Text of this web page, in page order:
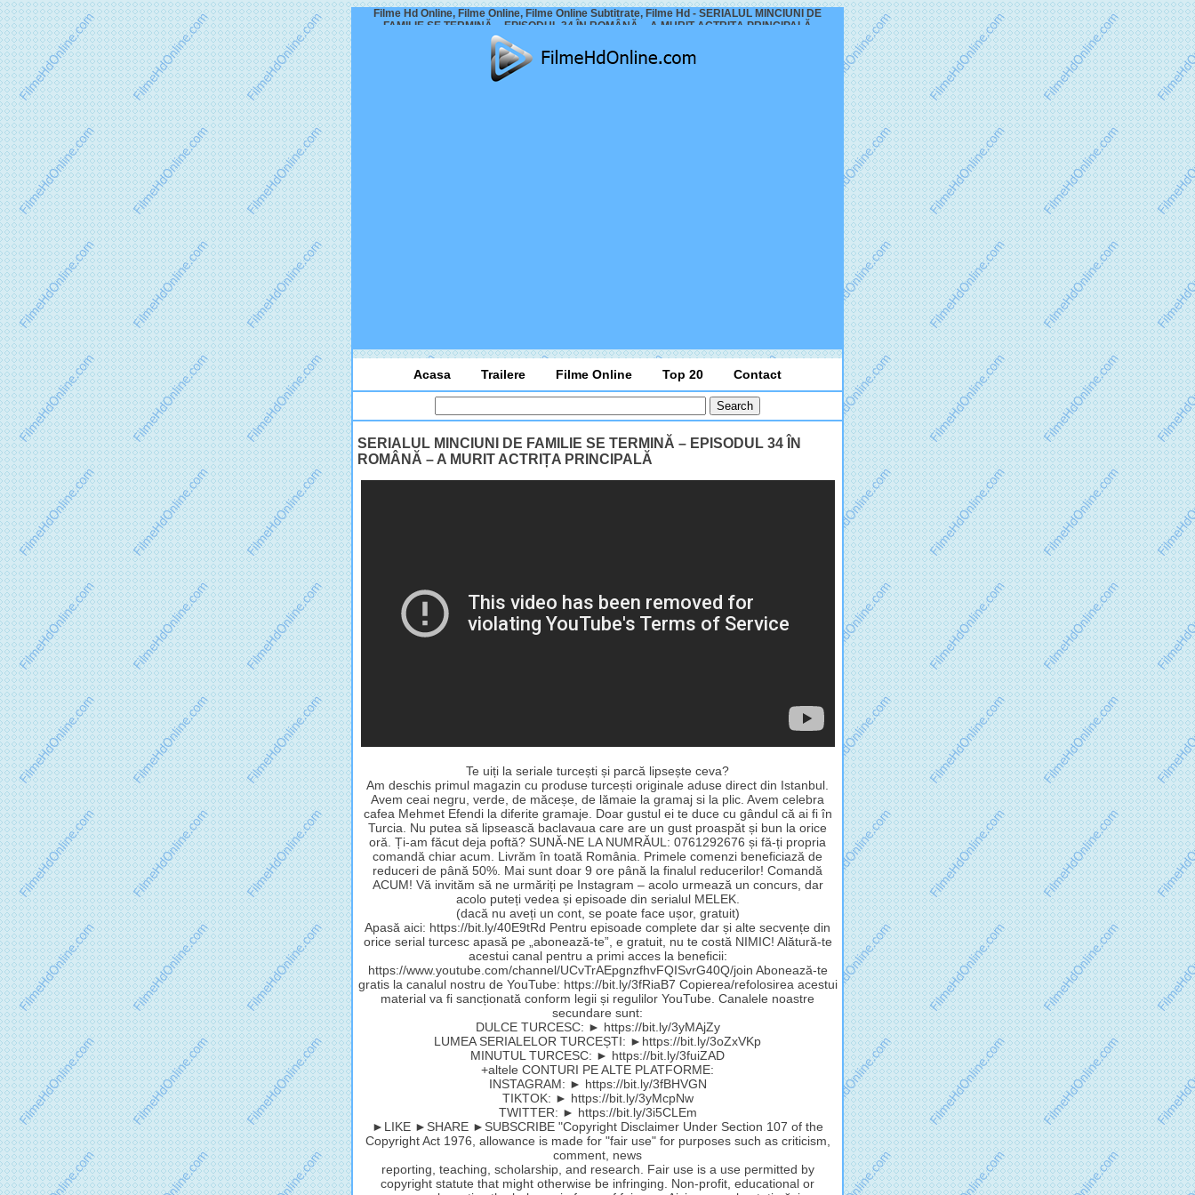
Filme Hd Online, Filme Online, Filme Online Subtitrate, Filme Hd - SERIALUL MINCIUNI DE
FAMILIE SE TERMINĂ – EPISODUL 34 ÎN ROMÂNĂ – A MURIT ACTRIȚA PRINCIPALĂ
Acasa Trailere Filme Online Top 20 Contact
SERIALUL MINCIUNI DE FAMILIE SE TERMINĂ – EPISODUL 34 ÎN
ROMÂNĂ – A MURIT ACTRIȚA PRINCIPALĂ
Te uiți la seriale turcești și parcă lipsește ceva?
Am deschis primul magazin cu produse turcești originale aduse direct din Istanbul.
Avem ceai negru, verde, de măceșe, de lămaie la gramaj si la plic. Avem celebra
cafea Mehmet Efendi la diferite gramaje. Doar gustul ei te duce cu gândul că ai fi în
Turcia. Nu putea să lipsească baclavaua care are un gust proaspăt și bun la orice
oră. Ți-am făcut deja poftă? SUNĂ-NE LA NUMRĂUL: 0761292676 și fă-ți propria
comandă chiar acum. Livrăm în toată România. Primele comenzi beneficiază de
reduceri de până 50%. Mai sunt doar 9 ore până la finalul reducerilor! Comandă
ACUM! Vă invităm să ne urmăriți pe Instagram – acolo urmează un concurs, dar
acolo puteți vedea și episoade din serialul MELEK.
(dacă nu aveți un cont, se poate face ușor, gratuit)
Apasă aici: https://bit.ly/40E9tRd Pentru episoade complete dar și alte secvențe din
orice serial turcesc apasă pe „abonează-te”, e gratuit, nu te costă NIMIC! Alătură-te
acestui canal pentru a primi acces la beneficii:
https://www.youtube.com/channel/UCvTrAEpgnzfhvFQISvrG40Q/join Abonează-te
gratis la canalul nostru de YouTube: https://bit.ly/3fRiaB7 Copierea/refolosirea acestui
material va fi sancționată conform legii și regulilor YouTube. Canalele noastre
secundare sunt:
DULCE TURCESC: ► https://bit.ly/3yMAjZy
LUMEA SERIALELOR TURCEȘTI: ►https://bit.ly/3oZxVKp
MINUTUL TURCESC: ► https://bit.ly/3fuiZAD
+altele CONTURI PE ALTE PLATFORME:
INSTAGRAM: ► https://bit.ly/3fBHVGN
TIKTOK: ► https://bit.ly/3yMcpNw
TWITTER: ► https://bit.ly/3i5CLEm
►LIKE ►SHARE ►SUBSCRIBE "Copyright Disclaimer Under Section 107 of the
Copyright Act 1976, allowance is made for "fair use" for purposes such as criticism,
comment, news
reporting, teaching, scholarship, and research. Fair use is a use permitted by
copyright statute that might otherwise be infringing. Non-profit, educational or